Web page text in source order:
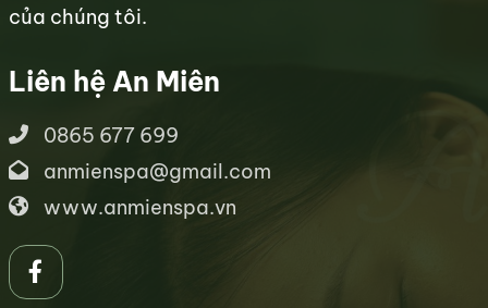
của chúng tôi.
Liên hệ An Miên
0865 677 699
anmienspa@gmail.com
www.anmienspa.vn